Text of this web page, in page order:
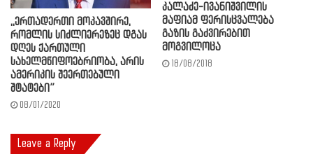
,,ერთადერთი მოკავშირე,
რომლის სიძლიერეზეც დგას
დღეს ქართული
სახელმწიფოებრიობა, არის
ამერიკის შეერთებული
შტატები”
08/01/2020
კალაძე-ივანიშვილის
მაფიამ ფერისცვალება
გაზის გაძვირებით
მოგვილოცა
18/08/2018
Leave a Reply